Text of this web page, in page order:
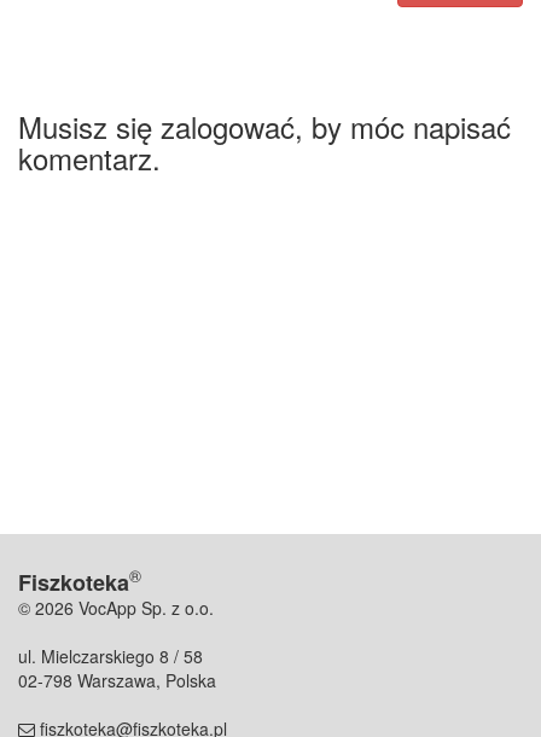
Musisz się zalogować, by móc napisać
komentarz.
Fiszkoteka®
© 2026 VocApp Sp. z o.o.
ul. Mielczarskiego 8 / 58
02-798 Warszawa, Polska
fiszkoteka@fiszkoteka.pl